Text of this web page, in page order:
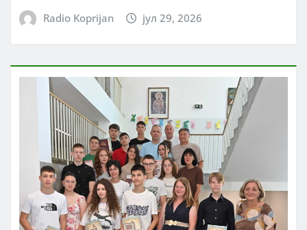
Radio Koprijan јул 29, 2026